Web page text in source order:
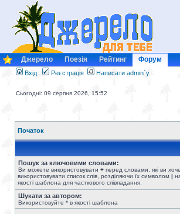
Джерело Поезія Рейтинг Форум
Вхід Реєстрація Написати admin`у
Сьогодні: 09 серпня 2026, 15:52
Початок
Пошук за ключовими словами:
Ви можете використовувати + перед словами, які ви
використовувати список слів, розділяючи їх символом |
якості шаблона для часткового співпадання.
Шукати за автором:
Використовуйте * в якості шаблона